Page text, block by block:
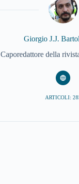
Giorgio J.J.
Caporedattore della
ARTICOLI: